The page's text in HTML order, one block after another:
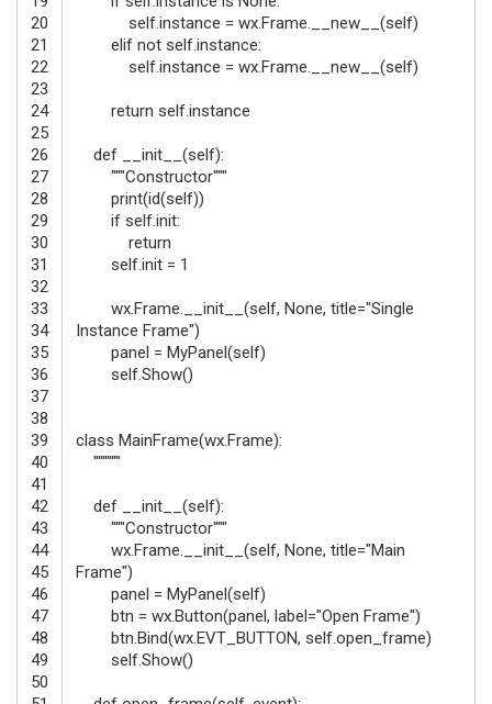
20
21
22
23
24
25
26
27
28
29
30
31
32
33
34
35
36
37
38
39
40
41
42
43
44
45
46
47
48
49
50
selfinstance = wxFrame __new__ (self)
elif not selfinstance:
selfinstance = wxFrame __new__ (self)
return selfinstance
def __init__ (self):
"""Constructor"""
print(id(self))
if selfinit:
return
selfinit = 1
wxFrame __init__ (self, None, title="Single
Instance Frame")
panel = MyPanel(self)
selfShow()
class MainFrame(wxFrame):
""""""
def __init__ (self):
"""Constructor"""
wxFrame __init__ (self, None, title="Main
Frame")
panel = MyPanel(self)
btn = wxButton(panel, label="Open Frame")
btn Bind(wxEVT_BUTTON, selfopen_frame)
selfShow()